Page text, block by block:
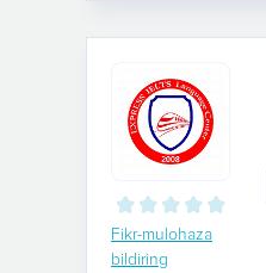
Fikr-mulohaza
bildiring